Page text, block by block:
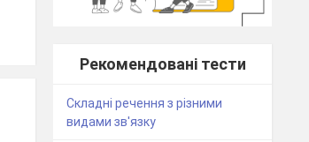
Рекомендовані тести
Складні речення з різними
видами зв'язку